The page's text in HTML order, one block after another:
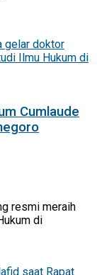
Cumlaude
resmi meraih
di